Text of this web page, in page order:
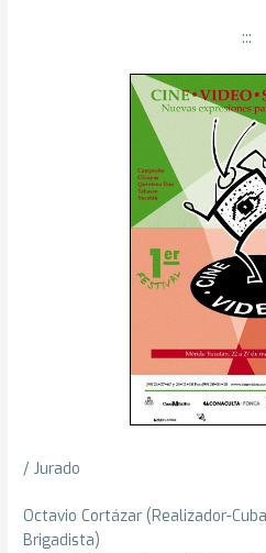
:::
/ Jurado
Octavio Cortázar (Realizador-
Brigadista)